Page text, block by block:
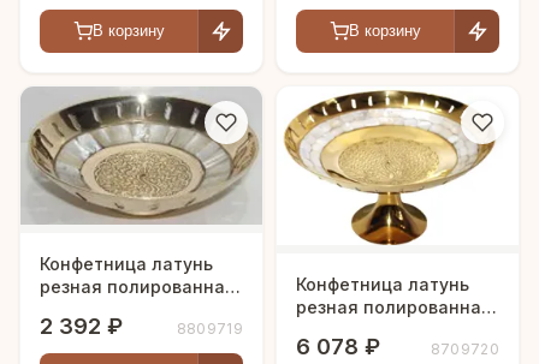
В корзину В корзину
Конфетница латунь
резная полированная
2 392 ₽ 8809719
Конфетница латунь
резная полированная
6 078 ₽ 8709720